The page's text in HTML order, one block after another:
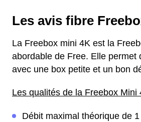
Les avis fibre
La Freebox mini 4K est la
abordable de Free. Elle permet
avec une box petite et un bon
Les qualités de la Freebox Mini
Débit maximal théorique de